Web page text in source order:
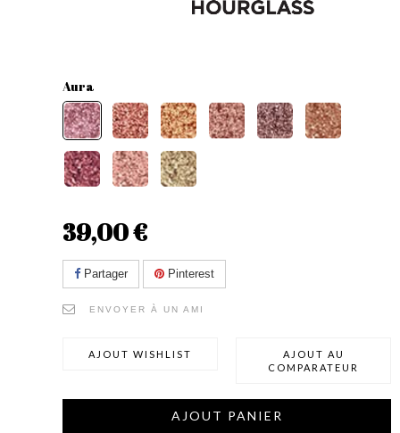
Aura
39,00 €
Partager Pinterest
ENVOYER À UN AMI
AJOUT WISHLIST
AJOUT AU
COMPARATEUR
AJOUT PANIER